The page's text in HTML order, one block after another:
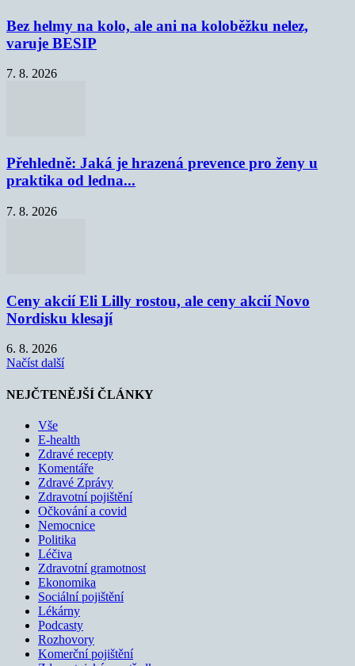
Bez helmy na kolo, ale ani na koloběžku nelez,
varuje BESIP
7. 8. 2026
Přehledně: Jaká je hrazená prevence pro ženy u
praktika od ledna...
7. 8. 2026
Ceny akcií Eli Lilly rostou, ale ceny akcií Novo
Nordisku klesají
6. 8. 2026
Načíst další
NEJČTENĚJŠÍ ČLÁNKY
Vše
E-health
Zdravé recepty
Komentáře
Zdravé Zprávy
Zdravotní pojištění
Očkování a covid
Nemocnice
Politika
Léčiva
Zdravotní gramotnost
Ekonomika
Sociální pojištění
Lékárny
Podcasty
Rozhovory
Komerční pojištění